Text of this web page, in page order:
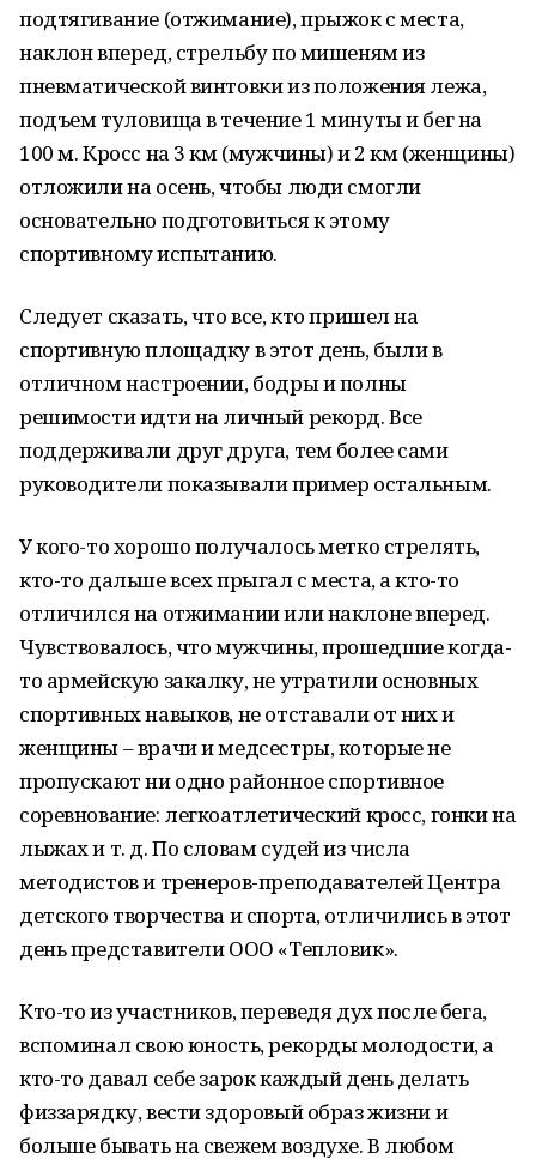
подтягивание (отжимание), прыжок с места,
наклон вперед, стрельбу по мишеням из
пневматической винтовки из положения лежа,
подъем туловища в течение 1 минуты и бег на
100 м. Кросс на 3 км (мужчины) и 2 км (женщины)
отложили на осень, чтобы люди смогли
основательно подготовиться к этому
спортивному испытанию.
Следует сказать, что все, кто пришел на
спортивную площадку в этот день, были в
отличном настроении, бодры и полны
решимости идти на личный рекорд. Все
поддерживали друг друга, тем более сами
руководители показывали пример остальным.
У кого-то хорошо получалось метко стрелять,
кто-то дальше всех прыгал с места, а кто-то
отличился на отжимании или наклоне вперед.
Чувствовалось, что мужчины, прошедшие когда-
то армейскую закалку, не утратили основных
спортивных навыков, не отставали от них и
женщины – врачи и медсестры, которые не
пропускают ни одно районное спортивное
соревнование: легкоатлетический кросс, гонки на
лыжах и т. д. По словам судей из числа
методистов и тренеров-преподавателей Центра
детского творчества и спорта, отличились в этот
день представители ООО «Тепловик».
Кто-то из участников, переведя дух после бега,
вспоминал свою юность, рекорды молодости, а
кто-то давал себе зарок каждый день делать
физзарядку, вести здоровый образ жизни и
больше бывать на свежем воздухе. В любом